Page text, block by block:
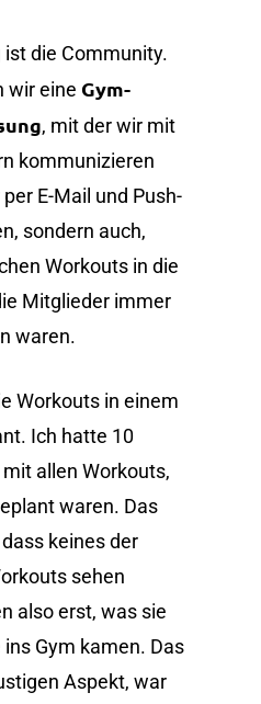
ist die Community.
wir eine Gym-
, mit der wir mit
kommunizieren
E-Mail und Push-
sondern auch,
Workouts in die
Mitglieder immer
waren.
Workouts in einem
Ich hatte 10
allen Workouts,
waren. Das
keines der
sehen
also erst, was sie
Gym kamen. Das
Aspekt, war